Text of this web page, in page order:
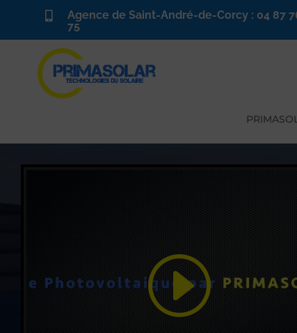
Agence de Saint-André-de-Corcy : 04 87
75
Cliquez sur « J’accepte » pour activer
Youtube
Politique de cookies
J’accepte